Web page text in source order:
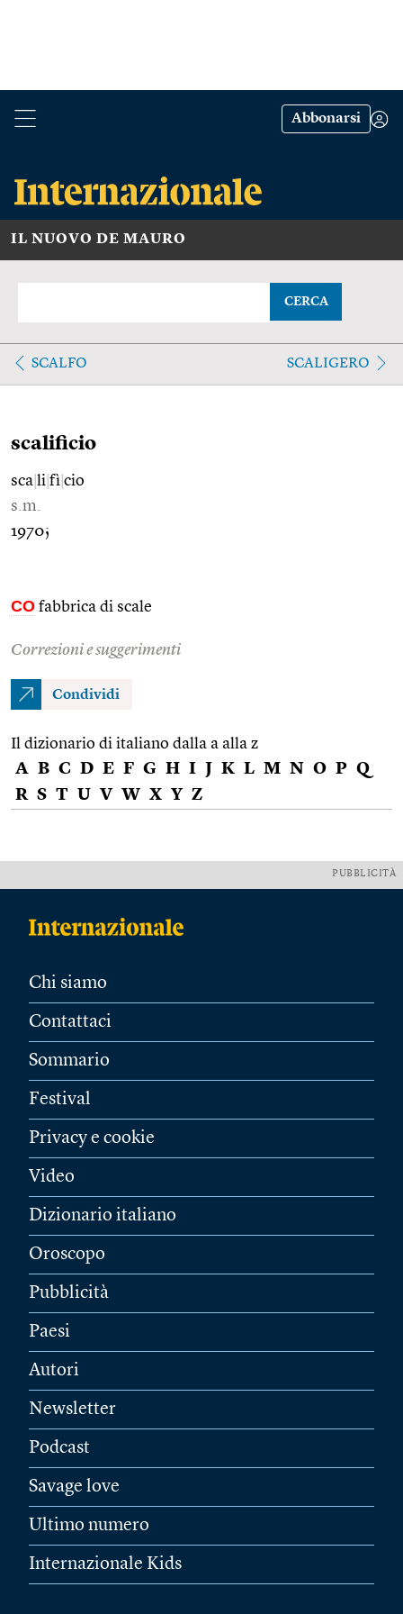
Abbonarsi
IL NUOVO DE MAURO
CERCA
SCALFO SCALIGERO
scalificio
sca li fì cio
s.m.
1970;
CO fabbrica di scale
Correzioni e suggerimenti
Condividi
Il dizionario di italiano dalla a alla z
A B C D E F G H I J K L M N O P Q
R S T U V W X Y Z
PUBBLICITÀ
Chi siamo
Contattaci
Sommario
Festival
Privacy e cookie
Video
Dizionario italiano
Oroscopo
Pubblicità
Paesi
Autori
Newsletter
Podcast
Savage love
Ultimo numero
Internazionale Kids